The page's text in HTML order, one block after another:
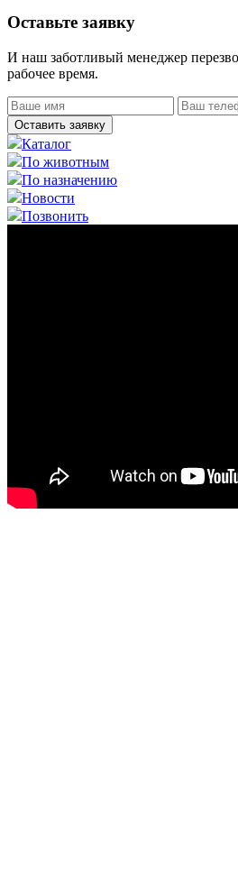
Оставьте заявку
И наш заботливый менеджер
рабочее время.
Оставить заявку
Каталог
По животным
По назначению
Новости
Позвонить